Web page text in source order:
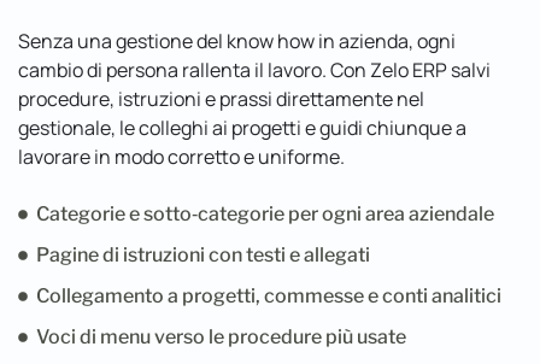
Senza una gestione del know how in azienda, ogni
cambio di persona rallenta il lavoro. Con Zelo ERP salvi
procedure, istruzioni e prassi direttamente nel
gestionale, le colleghi ai progetti e guidi chiunque a
lavorare in modo corretto e uniforme.
Categorie e sotto‑categorie per ogni area aziendale
Pagine di istruzioni con testi e allegati
Collegamento a progetti, commesse e conti analitici
Voci di menu verso le procedure più usate